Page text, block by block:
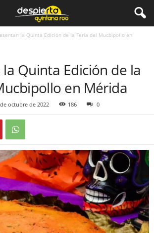
la Quinta Edición de la Feria del Mucbipollo en
Quinta Edición de la
en Mérida
octubre de 2022 186 0